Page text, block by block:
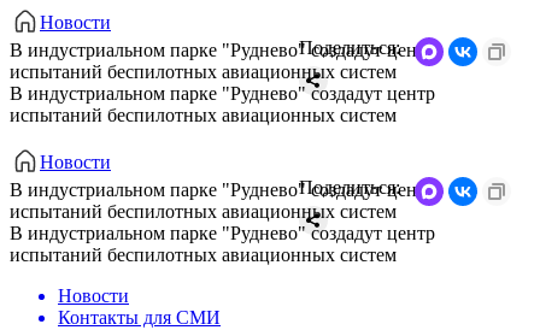
Новости
В индустриальном парке "Руднево" создадут центр
испытаний беспилотных авиационных систем
В индустриальном парке "Руднево" создадут центр
испытаний беспилотных авиационных систем
Поделиться:
Новости
В индустриальном парке "Руднево" создадут центр
испытаний беспилотных авиационных систем
В индустриальном парке "Руднево" создадут центр
испытаний беспилотных авиационных систем
Поделиться:
Новости
Контакты для СМИ